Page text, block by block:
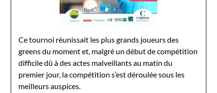
Ce tournoi réunissait les plus grands joueurs des
greens du moment et, malgré un début de compétition
difficile dû à des actes malveillants au matin du
premier jour, la compétition s’est déroulée sous les
meilleurs auspices.